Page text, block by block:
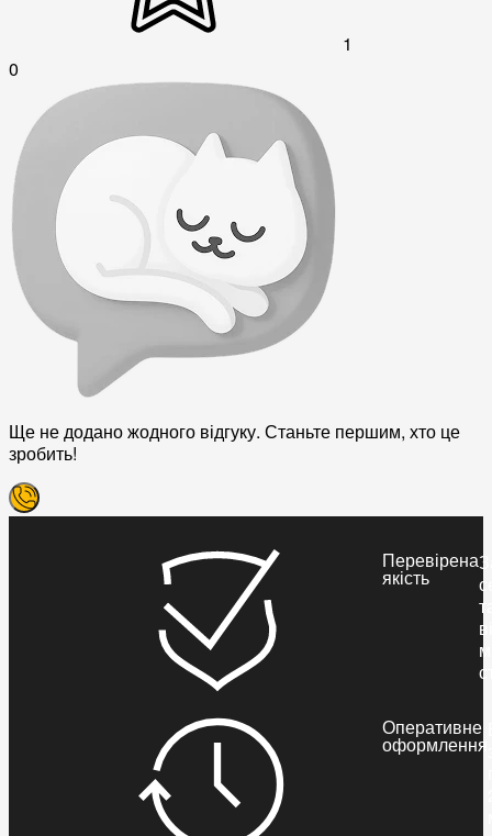
1
0
Ще не додано жодного відгуку. Станьте першим, хто це
зробить!
Перевірена
якість
Оперативне
оформлення